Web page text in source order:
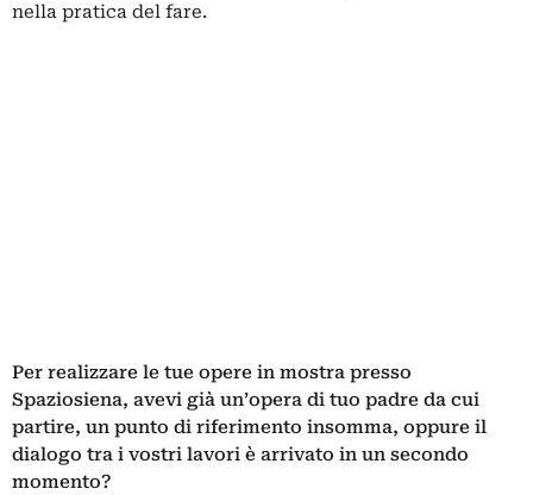
nella pratica del fare.
Per realizzare le tue opere in mostra presso
Spaziosiena, avevi già un’opera di tuo padre da cui
partire, un punto di riferimento insomma, oppure il
dialogo tra i vostri lavori è arrivato in un secondo
momento?